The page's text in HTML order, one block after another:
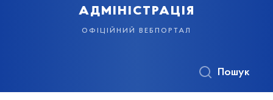
адміністрація
офіційний вебпортал
Пошук